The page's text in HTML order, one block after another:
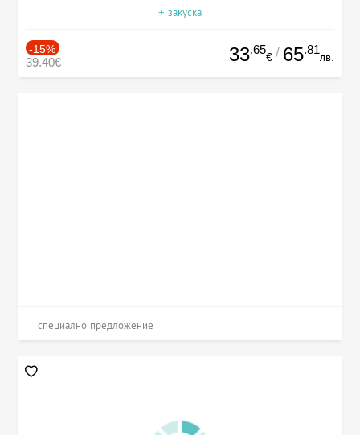
+ закуска
-15%
39.40€ 33.65
€ / 65.81
лв.
специално предложение